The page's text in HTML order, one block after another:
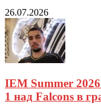
26.07.2026
IEM Summer
1 над Falcons в